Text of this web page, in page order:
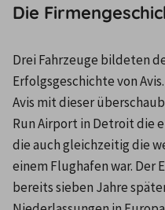
Die
Drei Fahrzeuge bildeten
Erfolgsgeschichte von
Avis mit dieser
Run Airport in Detroit die
die auch gleichzeitig die
einem Flughafen war. Der
bereits sieben Jahre